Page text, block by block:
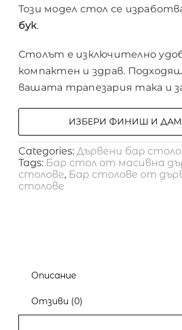
Този модел стол се
бук.
Столът е изключително
компактен и здрав.
вашата трапезария така и
ИЗБЕРИ ФИНИШ И
Categories: Дървени бар
Tags: Бар стол от масивна
столове, Бар столове от
столове
Описание
Отзиви (0)